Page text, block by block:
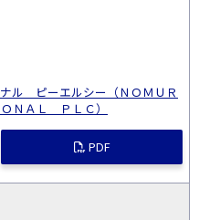
ル ピーエルシー（ＮＯＭＵＲ
ＮＡＬ ＰＬＣ）
PDF